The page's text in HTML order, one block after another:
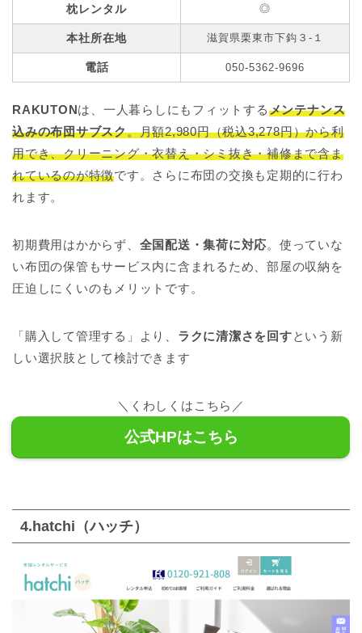
枕レンタル ◎
本社所在地 滋賀県栗東市下鈎３-１
電話 050-5362-9696
RAKUTONは、一人暮らしにもフィットするメンテナンス
込みの布団サブスク。月額2,980円（税込3,278円）から利
用でき、クリーニング・衣替え・シミ抜き・補修まで含ま
れているのが特徴です。さらに布団の交換も定期的に行わ
れます。
初期費用はかからず、 全国配送・集荷に対応。使っていな
い布団の保管もサービス内に含まれるため、部屋の収納を
圧迫しにくいのもメリットです。
「購入して管理する」より、 ラクに清潔さを回すという新
しい選択肢として検討できます
＼くわしくはこちら／
公式HPはこちら
4.hatchi（ハッチ）